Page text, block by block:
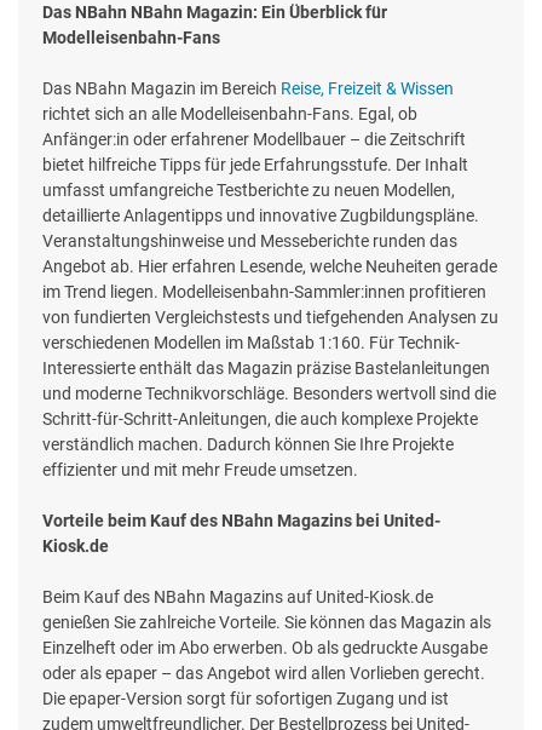
Das NBahn NBahn Magazin: Ein Überblick für
Modelleisenbahn-Fans
Das NBahn Magazin im Bereich Reise, Freizeit & Wissen
richtet sich an alle Modelleisenbahn-Fans. Egal, ob
Anfänger:in oder erfahrener Modellbauer – die Zeitschrift
bietet hilfreiche Tipps für jede Erfahrungsstufe. Der Inhalt
umfasst umfangreiche Testberichte zu neuen Modellen,
detaillierte Anlagentipps und innovative Zugbildungspläne.
Veranstaltungshinweise und Messeberichte runden das
Angebot ab. Hier erfahren Lesende, welche Neuheiten gerade
im Trend liegen. Modelleisenbahn-Sammler:innen profitieren
von fundierten Vergleichstests und tiefgehenden Analysen zu
verschiedenen Modellen im Maßstab 1:160. Für Technik-
Interessierte enthält das Magazin präzise Bastelanleitungen
und moderne Technikvorschläge. Besonders wertvoll sind die
Schritt-für-Schritt-Anleitungen, die auch komplexe Projekte
verständlich machen. Dadurch können Sie Ihre Projekte
effizienter und mit mehr Freude umsetzen.
Vorteile beim Kauf des NBahn Magazins bei United-
Kiosk.de
Beim Kauf des NBahn Magazins auf United-Kiosk.de
genießen Sie zahlreiche Vorteile. Sie können das Magazin als
Einzelheft oder im Abo erwerben. Ob als gedruckte Ausgabe
oder als epaper – das Angebot wird allen Vorlieben gerecht.
Die epaper-Version sorgt für sofortigen Zugang und ist
zudem umweltfreundlicher. Der Bestellprozess bei United-